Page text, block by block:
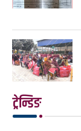
ट्रेन्डिङ